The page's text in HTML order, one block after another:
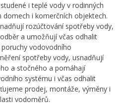
i teplé vody v rodinných
domech i komerčních objektech.
rozúčtování spotřeby vody,
a umožňují včas odhalit
vodovodního
spotřeby vody, usnadňují
a stočného a pomáhají
systému i včas odhalit
prodej, montáže, výměny i
vodoměrů.